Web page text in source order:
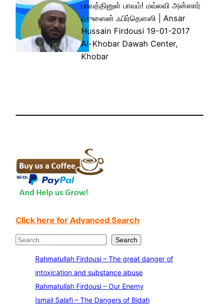
பாவத்தினுள் பாவம்! மவ்லவி அன்ஸார்
ஹுஸைன் ஃபிர்தௌஸி | Ansar
Hussain Firdousi 19-01-2017
Al-Khobar Dawah Center,
Khobar
Click here for Advanced Search
S
Search
Rahmatullah Firdousi – The great danger of
intoxication and substance abuse
Rahmatullah Firdousi – Our Enemy
Ismail Salafi – The Dangers of Bidah